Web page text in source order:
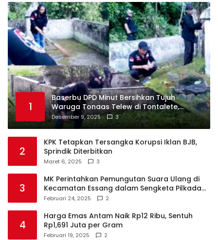
1
Baserbu DPD Minut Bersihkan Tujuh
Waruga Tonaas Telew di Tontalete,
Agenda Rutin Pelestarian Jejak Leluhur
Minahasa
Desember 9, 2025 3
2
KPK Tetapkan Tersangka Korupsi Iklan BJB,
Sprindik Diterbitkan
Maret 6, 2025 3
3
MK Perintahkan Pemungutan Suara Ulang di
Kecamatan Essang dalam Sengketa Pilkada
Talaud
Februari 24, 2025 2
4
Harga Emas Antam Naik Rp12 Ribu, Sentuh
Rp1,691 Juta per Gram
Februari 19, 2025 2